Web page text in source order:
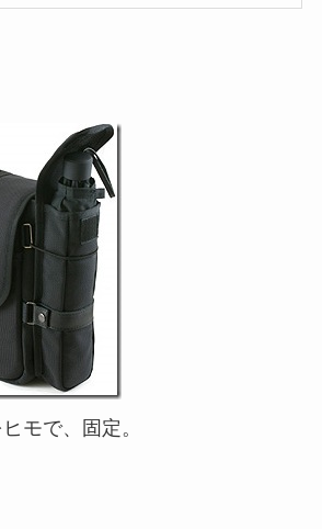
モで、固定。